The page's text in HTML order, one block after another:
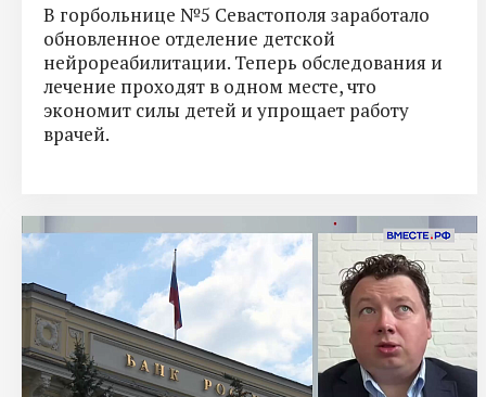
В горбольнице №5 Севастополя заработало
обновленное отделение детской
нейрореабилитации. Теперь обследования и
лечение проходят в одном месте, что
экономит силы детей и упрощает работу
врачей.